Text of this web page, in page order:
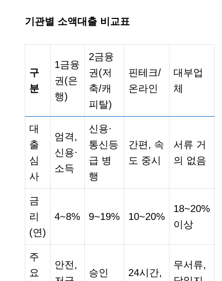
기관별 소액대출 비교표
구
분
1금융
권(은
행)
2금융
권(저
축/캐
피탈)
핀테크/
온라인
대부업
체
대
출
심
사
엄격,
신용·
소득
신용·
통신등
급 병
행
간편, 속
도 중시
서류 거
의 없음
금
리
(연)
4~8% 9~19% 10~20%
18~20%
이상
주
요
안전,
승인
24시간,
무서류,